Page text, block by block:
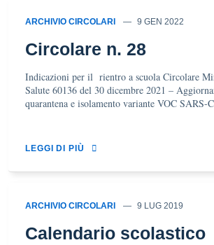
ARCHIVIO CIRCOLARI 9 GEN 2022
Circolare n. 28
Indicazioni per il rientro a scuola Circolare
Salute 60136 del 30 dicembre 2021 –
quarantena e isolamento variante VOC
LEGGI DI PIÙ
ARCHIVIO CIRCOLARI 9 LUG 2019
Calendario scolastico